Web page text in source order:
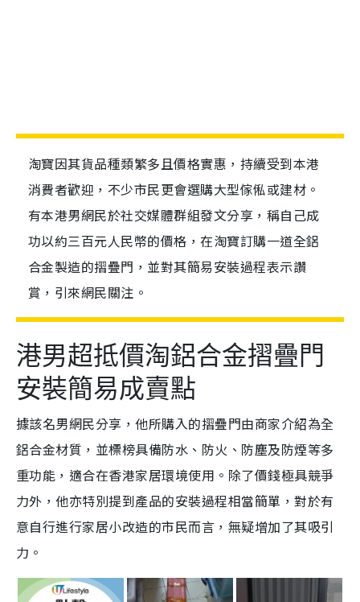
淘寶因其貨品種類繁多且價格實惠，持續受到本港
消費者歡迎，不少市民更會選購大型傢俬或建材。
有本港男網民於社交媒體群組發文分享，稱自己成
功以約三百元人民幣的價格，在淘寶訂購一道全鋁
合金製造的摺疊門，並對其簡易安裝過程表示讚
賞，引來網民關注。
港男超抵價淘鋁合金摺疊門
安裝簡易成賣點
據該名男網民分享，他所購入的摺疊門由商家介紹為全
鋁合金材質，並標榜具備防水、防火、防塵及防煙等多
重功能，適合在香港家居環境使用。除了價錢極具競爭
力外，他亦特別提到產品的安裝過程相當簡單，對於有
意自行進行家居小改造的市民而言，無疑增加了其吸引
力。